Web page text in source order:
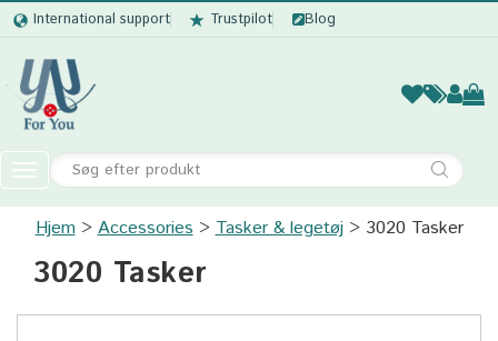
International support Trustpilot Blog
Kvinder
Toggle
navigation
Kvinder
Børn
Hjem Accessories Tasker & legetøj 3020 Tasker
3020 Tasker